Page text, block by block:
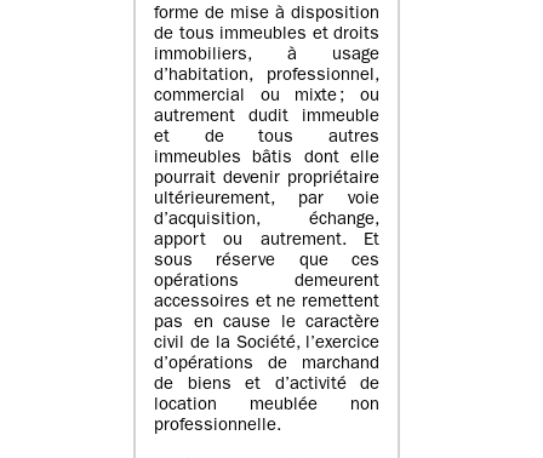
forme de mise à disposition
de tous immeubles et droits
immobiliers, à usage
d’habitation, professionnel,
commercial ou mixte ; ou
autrement dudit immeuble
et de tous autres
immeubles bâtis dont elle
pourrait devenir propriétaire
ultérieurement, par voie
d’acquisition, échange,
apport ou autrement. Et
sous réserve que ces
opérations demeurent
accessoires et ne remettent
pas en cause le caractère
civil de la Société, l’exercice
d’opérations de marchand
de biens et d’activité de
location meublée non
professionnelle.